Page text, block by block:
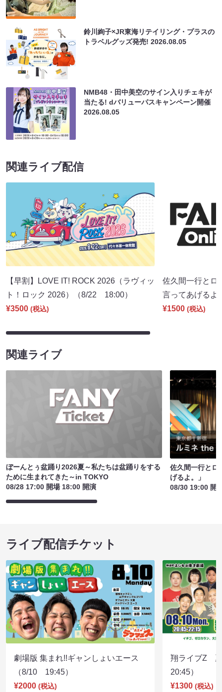
鈴川絢子×JR東海リテイリング・プラスの
トラベルグッズ発売!2026.08.05
NMB48・田中美空のサイン入りチェキが
当たる! dバリューパスキャンペーン開催
2026.08.05
関連ライブ配信
【早割】LOVE IT! ROCK 2026（ラヴィッ
ト！ロック 2026）（8/22 18:00）
¥3500 (税込)
佐久間一行とロ
言ってあげる
¥1500 (税込)
関連ライブ
ぼーんとぅ盆踊り2026夏～私たちは盆踊りをする
ために生まれてきた～in TOKYO
08/28 17:00 開場 18:00 開演
佐久間一行とロ
げるよ。」
08/30 19:00 開
ライブ配信チケット
劇場版 集まれ!!ギャンしょいエース
（8/10 19:45）
¥2000 (税込)
翔ライブZ
20:45）
¥1300 (税込)